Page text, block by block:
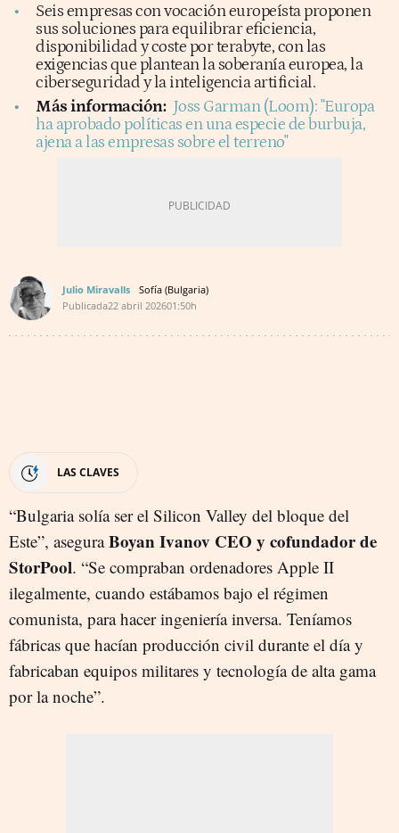
Seis empresas con vocación europeísta proponen
sus soluciones para equilibrar eficiencia,
disponibilidad y coste por terabyte, con las
exigencias que plantean la soberanía europea, la
ciberseguridad y la inteligencia artificial.
Más información: Joss Garman (Loom): "Europa
ha aprobado políticas en una especie de burbuja,
ajena a las empresas sobre el terreno"
Julio Miravalls
Sofía (Bulgaria)
Publicada22 abril 202601:50h
LAS CLAVES
“Bulgaria solía ser el Silicon Valley del bloque del
Este”, aseguraBoyan Ivanov CEO y cofundador de
StorPool. “Se compraban ordenadores Apple II
ilegalmente, cuando estábamos bajo el régimen
comunista, para hacer ingeniería inversa. Teníamos
fábricas que hacían producción civil durante el día y
fabricaban equipos militares y tecnología de alta gama
por la noche”.